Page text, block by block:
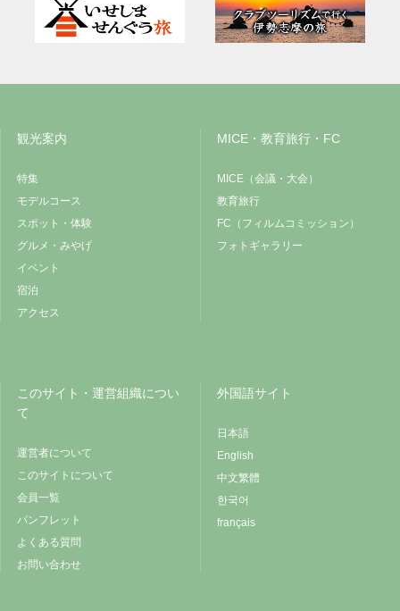
観光案内
特集
モデルコース
スポット・体験
グルメ・みやげ
イベント
宿泊
アクセス
MICE・教育旅行・FC
MICE（会議・大会）
教育旅行
FC（フィルムコミッション）
フォトギャラリー
このサイト・運営組織につい
て
運営者について
このサイトについて
会員一覧
パンフレット
よくある質問
お問い合わせ
外国語サイト
日本語
English
中文繁體
한국어
français